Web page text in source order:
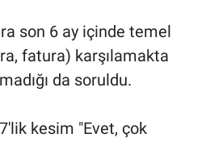
son 6 ay içinde temel
fatura) karşılamakta
da soruldu.
kesim "Evet, çok